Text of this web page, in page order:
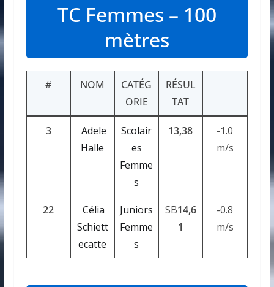
TC Femmes – 100
mètres
# NOM
CATÉG
ORIE
RÉSUL
TAT
3
Adele
Halle
Scolair
es
Femme
s
13,38
-1.0
m/s
22
Célia
Schiett
ecatte
Juniors
Femme
s
SB14,6
1
-0.8
m/s